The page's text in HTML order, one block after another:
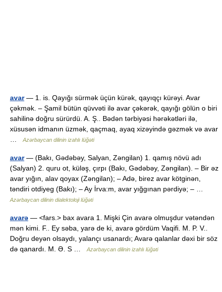
avar— 1. is. Qayığı sürmək üçün kürək, qayıqçı kürəyi. Avar
çəkmək. – Şamil bütün qüvvəti ilə avar çəkərək, qayığı gölün o biri
sahilinə doğru sürürdü. A. Ş.. Bədən tərbiyəsi hərəkətləri ilə,
xüsusən idmanın üzmək, qaçmaq, ayaq xizəyində gəzmək və avar
Azərbaycan dilinin izahlı lüğəti
avar— (Bakı, Gədəbəy, Salyan, Zəngilan) 1. qamış növü adı
(Salyan) 2. quru ot, küləş, çırpı (Bakı, Gədəbəy, Zəngilan). – Bir əz
avar yığın, alav qoyax (Zəngilan); – Adə, birez avar kötginən,
təndiri otdiyeg (Bakı); – Ay İrva:m, avar yığgınan pərdiyə; – …
Azərbaycan dilinin dialektoloji lüğəti
avarə — <fars.> bax avara 1. Mişki Çin avarə olmuşdur vətəndən
mən kimi. F.. Ey səba, yarə de ki, avarə gördüm Vaqifi. M. P. V..
Doğru deyən olsaydı, yalançı usanardı; Avarə qalanlar dəxi bir söz
də qanardı. M. Ə. S …
Azərbaycan dilinin izahlı lüğəti